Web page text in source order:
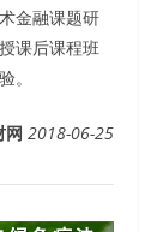
金融课题研
课后课程班
。
网 2018-06-25